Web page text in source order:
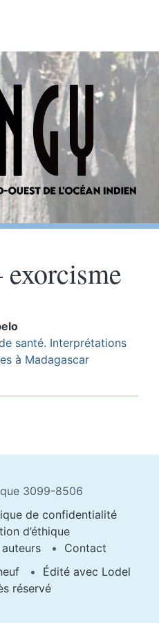
santé. Interprétations
à Madagascar
3099-8506
de confidentialité
d’éthique
Contact
Édité avec Lodel
réservé